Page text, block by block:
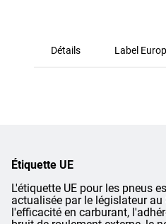
Détails Label
Étiquette UE
L'étiquette UE pour les pneus
actualisée par le législateur
l'efficacité en carburant,